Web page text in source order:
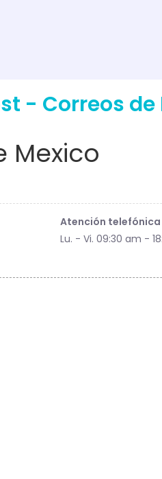
- Correos de
Mexico
Atención telefónica
Lu. - Vi. 09:30 am -